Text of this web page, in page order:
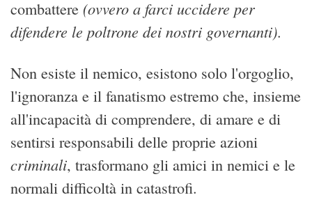
combattere (ovvero a farci uccidere per
difendere le poltrone dei nostri governanti).
Non esiste il nemico, esistono solo l'orgoglio,
l'ignoranza e il fanatismo estremo che, insieme
all'incapacità di comprendere, di amare e di
sentirsi responsabili delle proprie azioni
criminali, trasformano gli amici in nemici e le
normali difficoltà in catastrofi.